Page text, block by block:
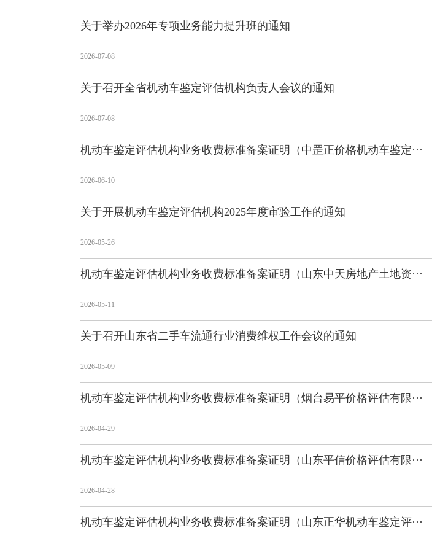
关于举办2026年专项业务能力提升班的通知
2026-07-08
关于召开全省机动车鉴定评估机构负责人会议的通知
2026-07-08
机动车鉴定评估机构业务收费标准备案证明（中罡正价格机动车鉴定···
2026-06-10
关于开展机动车鉴定评估机构2025年度审验工作的通知
2026-05-26
机动车鉴定评估机构业务收费标准备案证明（山东中天房地产土地资···
2026-05-11
关于召开山东省二手车流通行业消费维权工作会议的通知
2026-05-09
机动车鉴定评估机构业务收费标准备案证明（烟台易平价格评估有限···
2026-04-29
机动车鉴定评估机构业务收费标准备案证明（山东平信价格评估有限···
2026-04-28
机动车鉴定评估机构业务收费标准备案证明（山东正华机动车鉴定评···